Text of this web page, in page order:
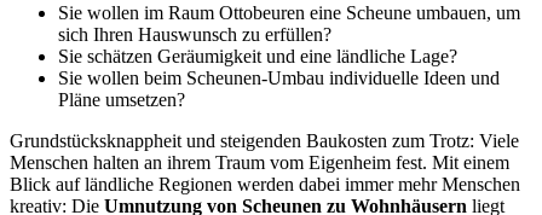
Sie wollen im Raum Ottobeuren eine Scheune umbauen, um
sich Ihren Hauswunsch zu erfüllen?
Sie schätzen Geräumigkeit und eine ländliche Lage?
Sie wollen beim Scheunen-Umbau individuelle Ideen und
Pläne umsetzen?
Grundstücksknappheit und steigenden Baukosten zum Trotz: Viele
Menschen halten an ihrem Traum vom Eigenheim fest. Mit einem
Blick auf ländliche Regionen werden dabei immer mehr Menschen
kreativ: Die Umnutzung von Scheunen zu Wohnhäusern liegt